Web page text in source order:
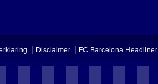
Disclaimer FC Barcelona Headliner